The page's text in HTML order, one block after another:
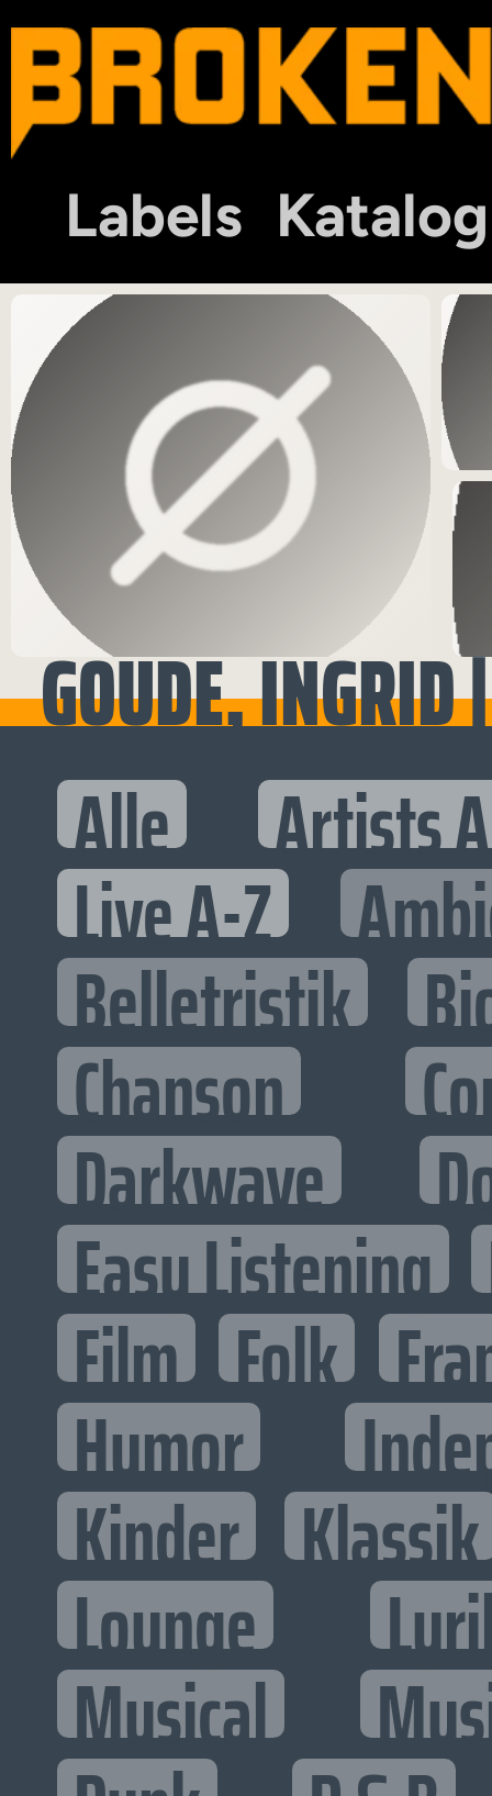
Labels Katalog
GOUDE,
Alle Artists
Live A-Z
Belletristik
Chanson
Darkwave
Easy Listening
Film Folk
Humor
Kinder Klassik
Lounge
Musical